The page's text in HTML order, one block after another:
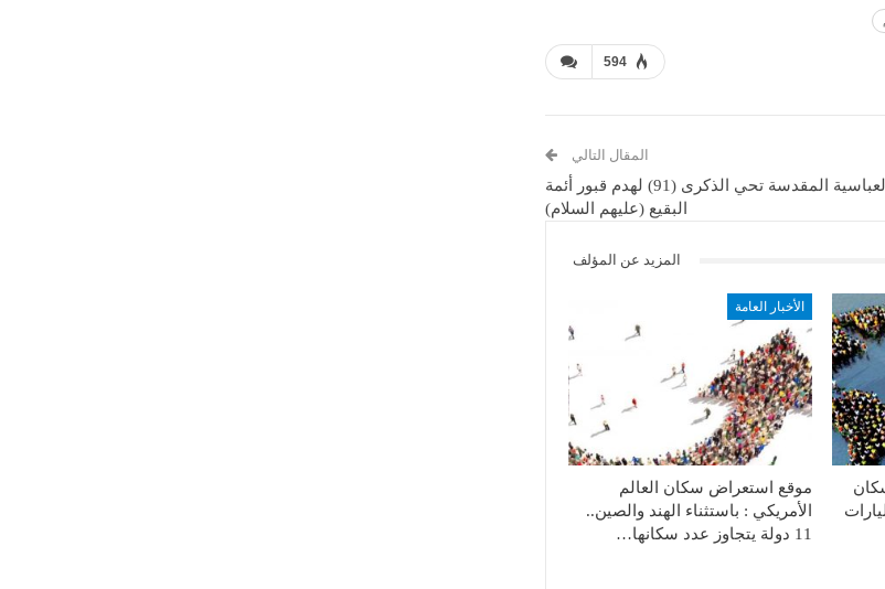
594
المقال التالي
العتبة العباسية المقدسة تحي الذكرى (91) لهدم قبور أئمة
البقيع (عليهم السلام)
المزيد عن المؤلف
بأكثر من 3 مليارات
الأخبار العامة
موقع استعراض سكان العالم
الأمريكي : باستثناء الهند والصين..
11 دولة يتجاوز عدد سكانها…